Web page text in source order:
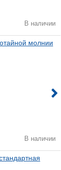
В наличии
молнии
В наличии